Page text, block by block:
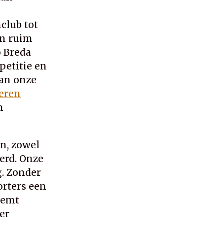
tot
ruim
Breda
en
onze
zowel
Onze
Zonder
een